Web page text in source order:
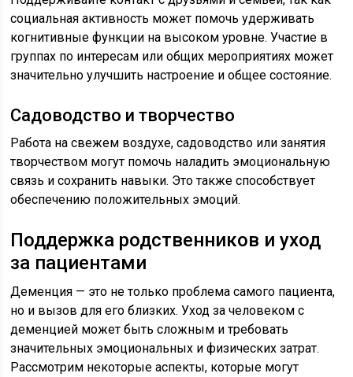
социальная активность может помочь удерживать
когнитивные функции на высоком уровне. Участие в
группах по интересам или общих мероприятиях может
значительно улучшить настроение и общее состояние.
Садоводство и творчество
Работа на свежем воздухе, садоводство или занятия
творчеством могут помочь наладить эмоциональную
связь и сохранить навыки. Это также способствует
обеспечению положительных эмоций.
Поддержка родственников и уход
за пациентами
Деменция — это не только проблема самого пациента,
но и вызов для его близких. Уход за человеком с
деменцией может быть сложным и требовать
значительных эмоциональных и физических затрат.
Рассмотрим некоторые аспекты, которые могут